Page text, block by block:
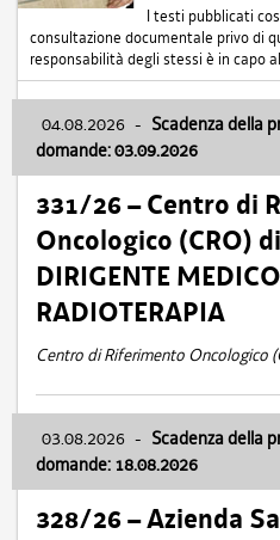
I testi pubblicati
consultazione documentale privo di
responsabilità degli stessi è in capo
04.08.2026 - Scadenza della
domande: 03.09.2026
331/26 – Centro di
Oncologico (CRO)
DIRIGENTE
RADIOTERAPIA
Centro di Riferimento Oncologico
03.08.2026 - Scadenza della
domande: 18.08.2026
328/26 – Azienda